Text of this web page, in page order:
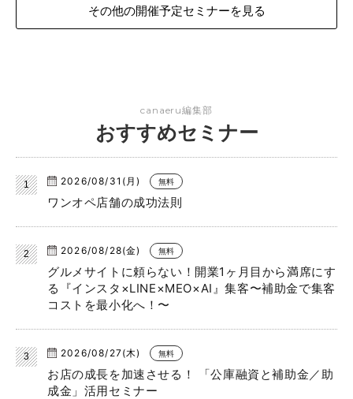
その他の開催予定セミナーを見る
canaeru編集部
おすすめセミナー
2026/08/31(月) 無料
ワンオペ店舗の成功法則
2026/08/28(金) 無料
グルメサイトに頼らない！開業1ヶ月目から満席にす
る『インスタ×LINE×MEO×AI』集客〜補助金で集客
コストを最小化へ！〜
2026/08/27(木) 無料
お店の成長を加速させる！ 「公庫融資と補助金／助
成金」活用セミナー